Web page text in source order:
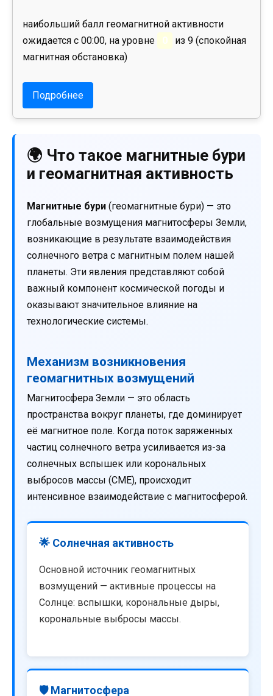
наибольший балл геомагнитной активности
ожидается с 00:00, на уровне
0
из 9 (спокойная
магнитная обстановка)
Подробнее
🌍 Что такое магнитные бури
и геомагнитная активность
Магнитные бури (геомагнитные бури) — это
глобальные возмущения магнитосферы Земли,
возникающие в результате взаимодействия
солнечного ветра с магнитным полем нашей
планеты. Эти явления представляют собой
важный компонент космической погоды и
оказывают значительное влияние на
технологические системы.
Механизм возникновения
геомагнитных возмущений
Магнитосфера Земли — это область
пространства вокруг планеты, где доминирует
её магнитное поле. Когда поток заряженных
частиц солнечного ветра усиливается из-за
солнечных вспышек или корональных
выбросов массы (CME), происходит
интенсивное взаимодействие с магнитосферой.
🌟 Солнечная активность
Основной источник геомагнитных
возмущений — активные процессы на
Солнце: вспышки, корональные дыры,
корональные выбросы массы.
🛡️ Магнитосфера